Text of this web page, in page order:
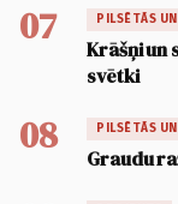
07 PILSĒTĀS
Krāšņi un
svētki
08 PILSĒTĀS
Graudu